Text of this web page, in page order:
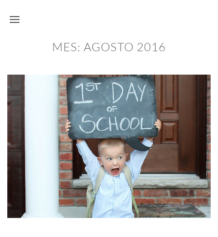
MES: AGOSTO 2016